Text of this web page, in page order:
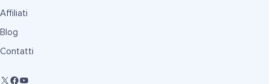
Affiliati
Blog
Contatti